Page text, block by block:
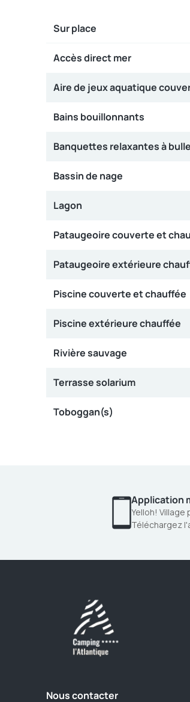
Sur place
Accès direct mer
Aire de jeux aquatique
Bains bouillonnants
Banquettes relaxantes à
Bassin de nage
Lagon
Pataugeoire couverte et
Pataugeoire extérieure
Piscine couverte et chauffée
Piscine extérieure chauffée
Rivière sauvage
Terrasse solarium
Toboggan(s)
Application
Yelloh! Village
Téléchargez
Nous contacter